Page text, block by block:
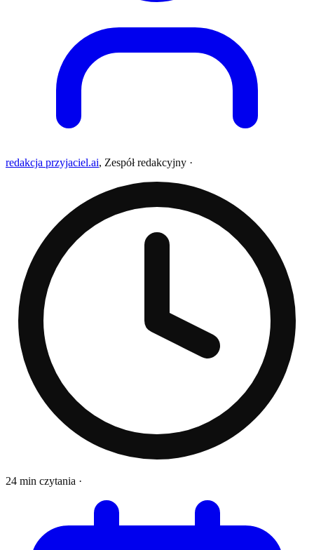
redakcja przyjaciel.ai, Zespół redakcyjny ·
24 min czytania ·